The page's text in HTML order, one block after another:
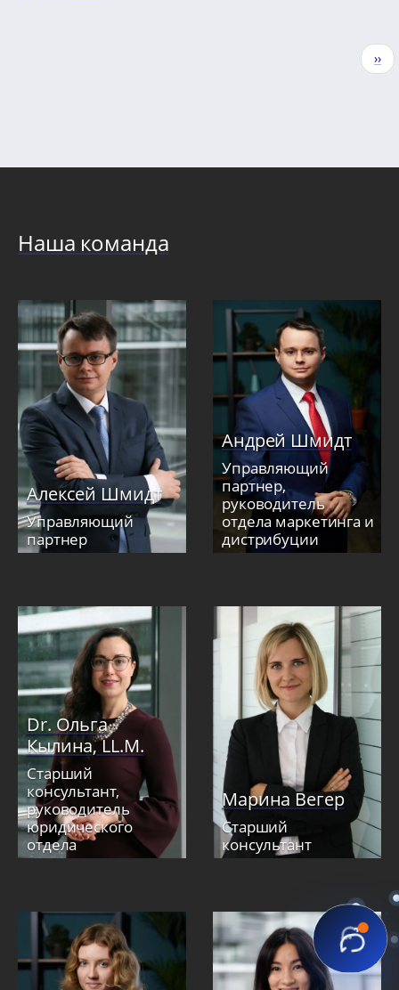
››
Наша команда
Алексей Шмидт
Управляющий
партнер
Андрей Шмидт
Управляющий
партнер,
руководитель
отдела маркетинга и
дистрибуции
Dr. Ольга
Кылина, LL.M.
Старший
консультант,
руководитель
юридического
отдела
Марина Вегер
Старший
консультант